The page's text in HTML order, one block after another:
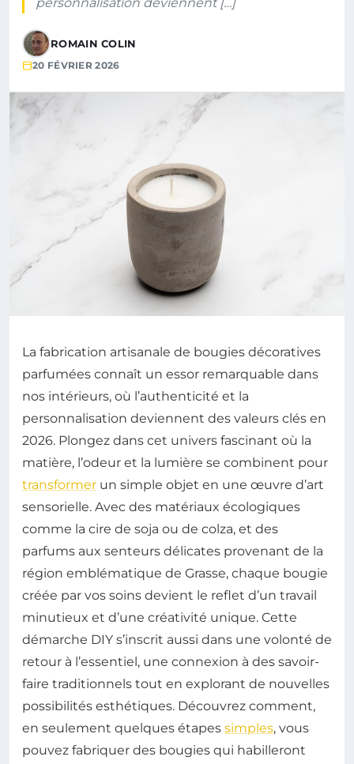
ROMAIN COLIN
20 FÉVRIER 2026
La fabrication artisanale de bougies décoratives
parfumées connaît un essor remarquable dans
nos intérieurs, où l’authenticité et la
personnalisation deviennent des valeurs clés en
2026. Plongez dans cet univers fascinant où la
matière, l’odeur et la lumière se combinent pour
transformer un simple objet en une œuvre d’art
sensorielle. Avec des matériaux écologiques
comme la cire de soja ou de colza, et des
parfums aux senteurs délicates provenant de la
région emblématique de Grasse, chaque bougie
créée par vos soins devient le reflet d’un travail
minutieux et d’une créativité unique. Cette
démarche DIY s’inscrit aussi dans une volonté de
retour à l’essentiel, une connexion à des savoir-
faire traditionnels tout en explorant de nouvelles
possibilités esthétiques. Découvrez comment,
en seulement quelques étapes simples, vous
pouvez fabriquer des bougies qui habilleront